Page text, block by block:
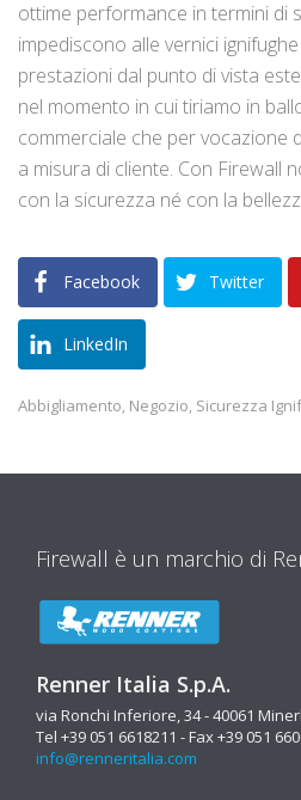
ottime performance in termini di
impediscono alle vernici
prestazioni dal punto di vista
nel momento in cui tiriamo in
commerciale che per vocazione
a misura di cliente. Con Firewall
con la sicurezza né con la
Facebook Twitter
LinkedIn
Abbigliamento, Negozio, Sicurezza
Firewall è un marchio di
Renner Italia S.p.A.
via Ronchi Inferiore, 34 - 40061
Tel +39 051 6618211 - Fax +39 051
info@renneritalia.com